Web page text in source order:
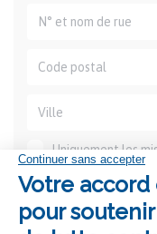
Uniquement les
mobilité réduite